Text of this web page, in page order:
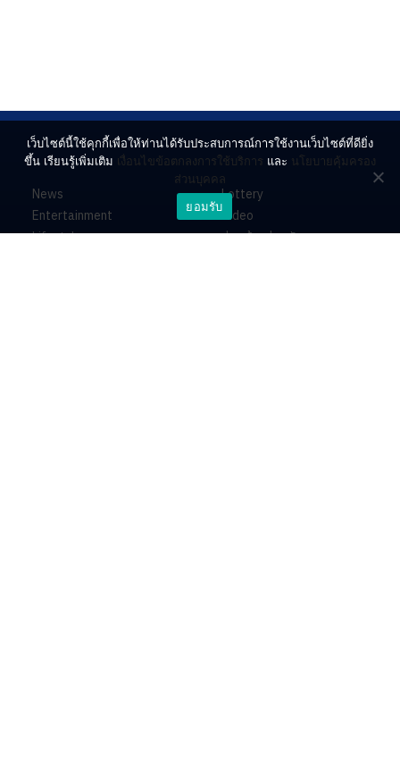
News
Entertainment
Lifestyle
Lottery
Video
ร่วมด้วยช่วยกัน
เว็บไซต์นี้ใช้คุกกี้เพื่อให้ท่านได้รับประสบการณ์การใช้งานเว็บไซต์ที่ดียิ่ง
ขึ้น เรียนรู้เพิ่มเติม เงื่อนไขข้อตกลงการใช้บริการ และ นโยบายคุ้มครอง
ส่วนบุคคล
ยอมรับ